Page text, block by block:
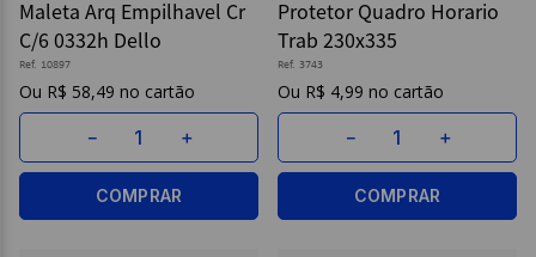
Maleta Arq Empilhavel Cr
C/6 0332h Dello
Ref. 10897
R$ 58,49
＋
－
COMPRAR
Protetor Quadro Horario
Trab 230x335
Ref. 3743
R$ 4,99
＋
－
COMPRAR